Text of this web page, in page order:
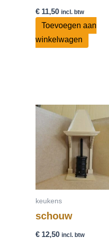
€ 11,50 incl. btw
Toevoegen aan
winkelwagen
keukens
schouw
€ 12,50 incl. btw